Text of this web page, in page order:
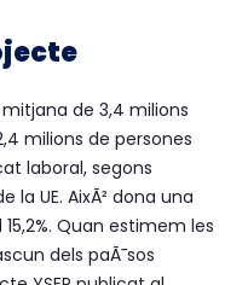
mitjana de 3,4 milions
milions de persones
laboral, segons
la UE. AixÃ² dona una
Quan estimem les
dels paÃ¯sos